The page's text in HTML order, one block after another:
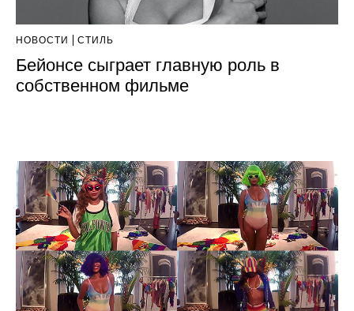
НОВОСТИ СТИЛЬ
Бейонсе сыграет главную роль в
собственном фильме